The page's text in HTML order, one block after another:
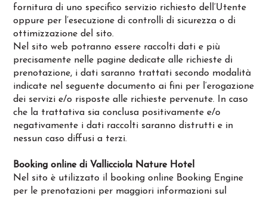
fornitura di uno specifico servizio richiesto dell’Utente
oppure per l’esecuzione di controlli di sicurezza o di
ottimizzazione del sito.
Nel sito web potranno essere raccolti dati e più
precisamente nelle pagine dedicate alle richieste di
prenotazione, i dati saranno trattati secondo modalità
indicate nel seguente documento ai fini per l’erogazione
dei servizi e/o risposte alle richieste pervenute. In caso
che la trattativa sia conclusa positivamente e/o
negativamente i dati raccolti saranno distrutti e in
nessun caso diffusi a terzi.
Booking online di Vallicciola Nature Hotel
Nel sito è utilizzato il booking online Booking Engine
per le prenotazioni per maggiori informazioni sul